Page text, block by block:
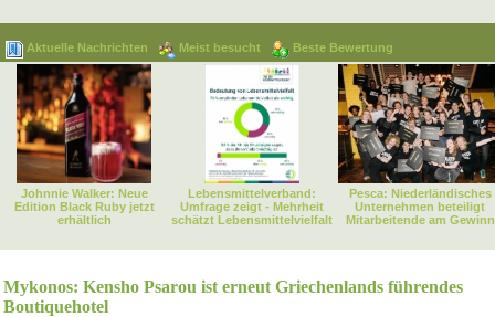
Aktuelle Nachrichten Meist besucht Beste Bewertung
Johnnie Walker: Neue
Edition Black Ruby jetzt
erhältlich
Lebensmittelverband:
Umfrage zeigt - Mehrheit
schätzt Lebensmittelvielfalt
Pesca: Niederländisches
Unternehmen beteiligt
Mitarbeitende am Gewinn
Mykonos: Kensho Psarou ist erneut Griechenlands führendes
Boutiquehotel